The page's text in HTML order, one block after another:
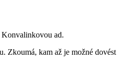
Konvalinkovou ad.
Zkoumá, kam až je možné